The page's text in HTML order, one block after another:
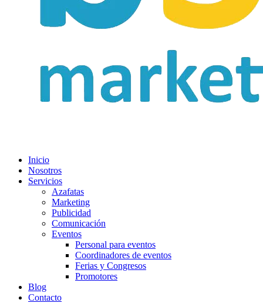
Inicio
Nosotros
Servicios
Azafatas
Marketing
Publicidad
Comunicación
Eventos
Personal para eventos
Coordinadores de eventos
Ferias y Congresos
Promotores
Blog
Contacto